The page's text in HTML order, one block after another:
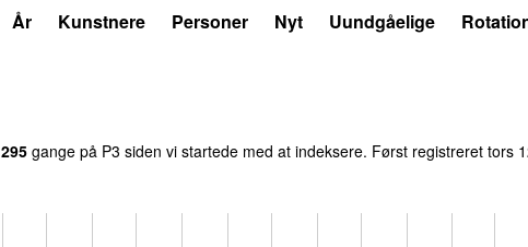
År Kunstnere Personer Nyt Uundgåelige
295 gange på P3 siden vi startede med at indeksere. Først registreret tors